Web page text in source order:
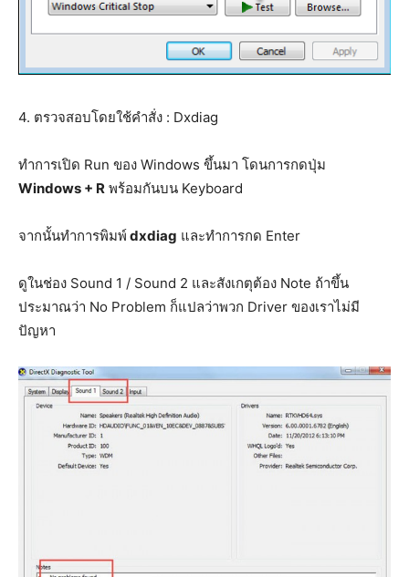
4. ตรวจสอบโดยใช้คำสั่ง : Dxdiag
ทำการเปิด Run ของ Windows ขึ้นมา โดนการกดปุ่ม
Windows + R พร้อมกันบน Keyboard
จากนั้นทำการพิมพ์dxdiag และทำการกด Enter
ดูในช่อง Sound 1 / Sound 2 และสังเกตุต้อง Note ถ้าขึ้น
ประมาณว่า No Problem ก็แปลว่าพวก Driver ของเราไม่มี
ปัญหา